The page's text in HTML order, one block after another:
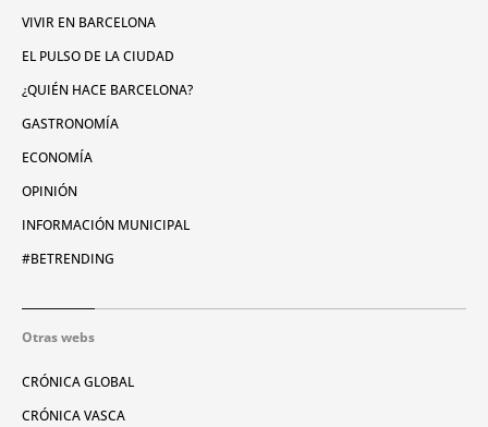
VIVIR EN BARCELONA
EL PULSO DE LA CIUDAD
¿QUIÉN HACE BARCELONA?
GASTRONOMÍA
ECONOMÍA
OPINIÓN
INFORMACIÓN MUNICIPAL
#BETRENDING
Otras webs
CRÓNICA GLOBAL
CRÓNICA VASCA